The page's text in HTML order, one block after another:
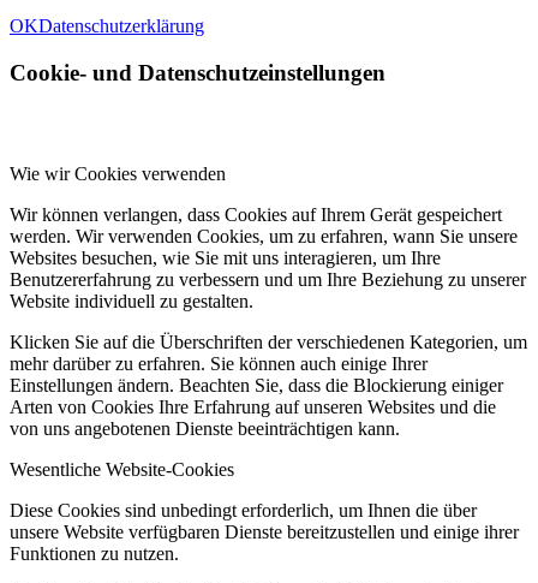
OKDatenschutzerklärung
Cookie- und Datenschutzeinstellungen
Wie wir Cookies verwenden
Wir können verlangen, dass Cookies auf Ihrem Gerät gespeichert
werden. Wir verwenden Cookies, um zu erfahren, wann Sie unsere
Websites besuchen, wie Sie mit uns interagieren, um Ihre
Benutzererfahrung zu verbessern und um Ihre Beziehung zu unserer
Website individuell zu gestalten.
Klicken Sie auf die Überschriften der verschiedenen Kategorien, um
mehr darüber zu erfahren. Sie können auch einige Ihrer
Einstellungen ändern. Beachten Sie, dass die Blockierung einiger
Arten von Cookies Ihre Erfahrung auf unseren Websites und die
von uns angebotenen Dienste beeinträchtigen kann.
Wesentliche Website-Cookies
Diese Cookies sind unbedingt erforderlich, um Ihnen die über
unsere Website verfügbaren Dienste bereitzustellen und einige ihrer
Funktionen zu nutzen.